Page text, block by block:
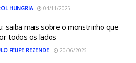
HUNGRIA 04/11/2025
saiba mais sobre o monstrinho que
todos os lados
FELIPE REZENDE 20/06/2025